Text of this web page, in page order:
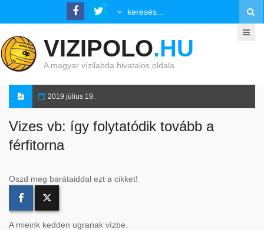
VIZIPOLO.HU
A magyar vízilabda hivatalos oldala…
2019 július 19.
Vizes vb: így folytatódik tovább a
férfitorna
Oszd meg barátaiddal ezt a cikket!
A mieink kedden ugranak vízbe.